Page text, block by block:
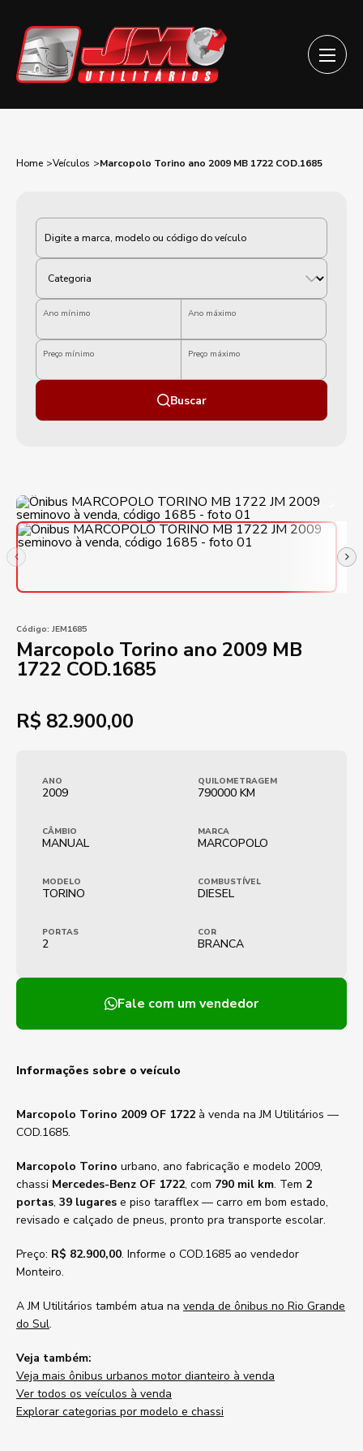
Home Veículos Marcopolo Torino ano 2009 MB 1722 COD.1685
Categoria
Ano mínimo Ano máximo
Preço mínimo Preço máximo
Buscar
Código: JEM1685
Marcopolo Torino ano 2009 MB
1722 COD.1685
R$ 82.900,00
ANO
2009
QUILOMETRAGEM
790000 KM
CÂMBIO
MANUAL
MARCA
MARCOPOLO
MODELO
TORINO
COMBUSTÍVEL
DIESEL
PORTAS
2
COR
BRANCA
Fale com um vendedor
Informações sobre o veículo
Marcopolo Torino 2009 OF 1722 à venda na JM Utilitários —
COD.1685.
Marcopolo Torino urbano, ano fabricação e modelo 2009,
chassi Mercedes-Benz OF 1722, com 790 mil km. Tem 2
portas, 39 lugares e piso tarafflex — carro em bom estado,
revisado e calçado de pneus, pronto pra transporte escolar.
Preço: R$ 82.900,00. Informe o COD.1685 ao vendedor
Monteiro.
A JM Utilitários também atua na venda de ônibus no Rio Grande
do Sul.
Veja também:
Veja mais ônibus urbanos motor dianteiro à venda
Ver todos os veículos à venda
Explorar categorias por modelo e chassi